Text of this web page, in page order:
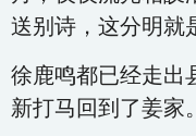
送别诗，这分明就
徐鹿鸣都已经走出
新打马回到了姜家。